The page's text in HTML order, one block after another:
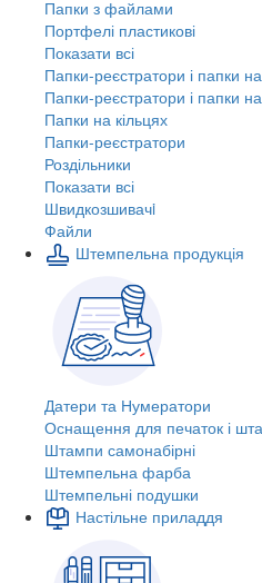
Папки з файлами
Портфелі пластикові
Показати всі
Папки-реєстратори і папки
Папки-реєстратори і папки
Папки на кільцях
Папки-реєстратори
Роздільники
Показати всі
Швидкозшивачi
Файли
Штемпельна продукція
Датери та Нумератори
Оснащення для печаток і
Штампи самонабірні
Штемпельна фарба
Штемпельні подушки
Настільне приладдя